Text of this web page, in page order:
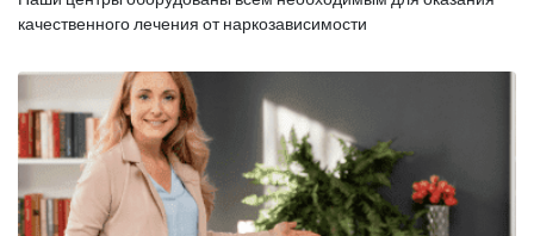
качественного лечения от наркозависимости